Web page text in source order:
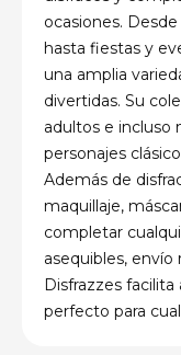
ocasiones.
hasta fiestas y
una amplia
divertidas. Su
adultos e incluso
personajes
Además de
maquillaje,
completar
asequibles, envío
Disfrazzes
perfecto para